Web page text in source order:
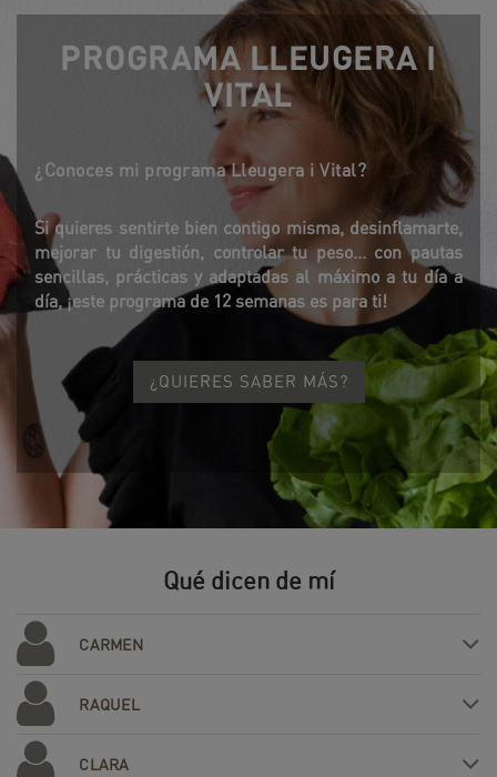
PROGRAMA LLEUGERA I
VITAL
¿Conoces mi programa Lleugera i Vital?
Si quieres sentirte bien contigo misma, desinflamarte,
mejorar tu digestión, controlar tu peso... con pautas
sencillas, prácticas y adaptadas al máximo a tu día a
día, ¡este programa de 12 semanas es para ti!
¿QUIERES SABER MÁS?
Qué dicen de mí
CARMEN
RAQUEL
CLARA